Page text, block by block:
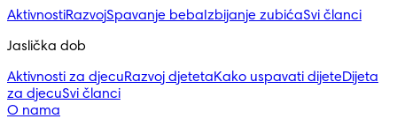
AktivnostiRazvojSpavanje beba Izbijanje zubićaSvi članci
Jaslička dob
Aktivnosti za djecuRazvoj djetetaKako uspavati dijeteDijeta
za djecuSvi članci
O nama